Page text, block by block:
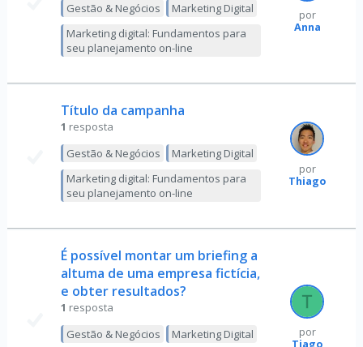
Gestão & Negócios
Marketing Digital
Marketing digital: Fundamentos para
seu planejamento on-line
por
Anna
Título da campanha
1 resposta
Gestão & Negócios
Marketing Digital
Marketing digital: Fundamentos para
seu planejamento on-line
por
Thiago
É possível montar um briefing a
altuma de uma empresa fictícia,
e obter resultados?
1 resposta
Gestão & Negócios
Marketing Digital
por
Tiago